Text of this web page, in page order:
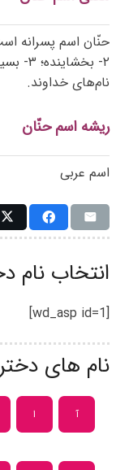
نام‌های خداوند.
ریشه اسم حنّان
اسم عربی
انتخاب نام
[wd_asp id=1]
نام های
آ ا